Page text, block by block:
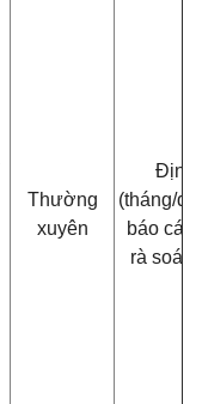
Thường
xuyên
Định
(tháng/
báo cáo
rà soát